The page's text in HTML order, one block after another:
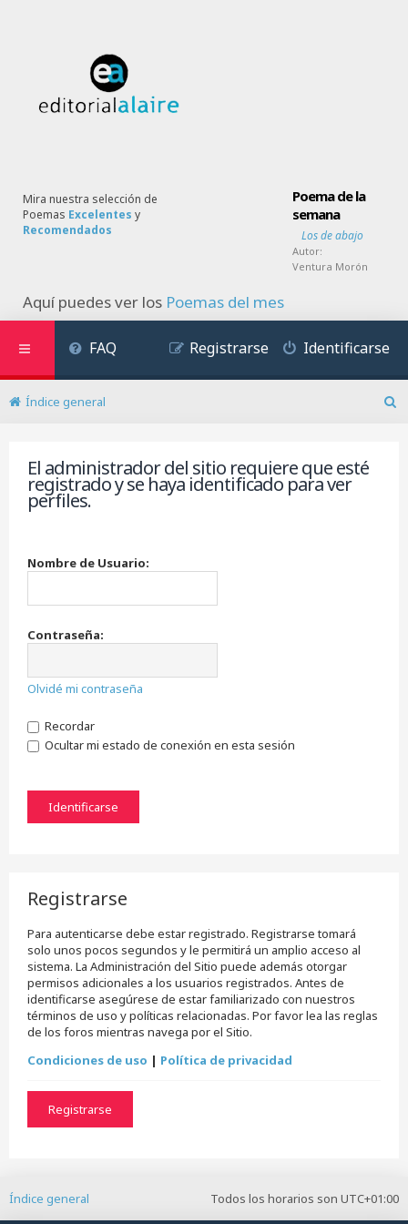
Mira nuestra selección de
Poemas Excelentes y
Recomendados
Poema de la
semana
Los de abajo
Autor:
Ventura Morón
Aquí puedes ver los Poemas del mes
FAQ Identificarse
Registrarse
Índice general
El administrador del sitio requiere que esté
registrado y se haya identificado para ver
perfiles.
Nombre de Usuario:
Contraseña:
Olvidé mi contraseña
Recordar
Ocultar mi estado de conexión en esta sesión
Registrarse
Para autenticarse debe estar registrado. Registrarse tomará
solo unos pocos segundos y le permitirá un amplio acceso al
sistema. La Administración del Sitio puede además otorgar
permisos adicionales a los usuarios registrados. Antes de
identificarse asegúrese de estar familiarizado con nuestros
términos de uso y políticas relacionadas. Por favor lea las reglas
de los foros mientras navega por el Sitio.
Condiciones de uso | Política de privacidad
Registrarse
Todos los horarios son UTC+01:00
Índice general